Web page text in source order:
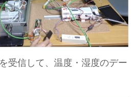
受信して、温度・湿度のデー